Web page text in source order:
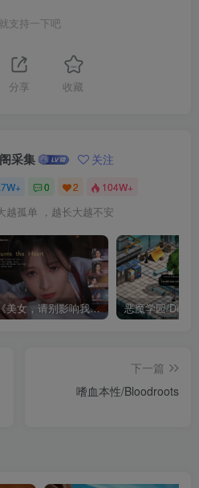
支持一下吧
分享 收藏
采集 关注
0 2 104W+
越孤单 ，越长大越不安
《美女，请别影响我成仙全球版》中文版
下一篇
嗜血本性/Bloodroots